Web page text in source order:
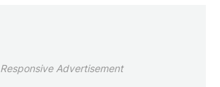
Responsive Advertisement